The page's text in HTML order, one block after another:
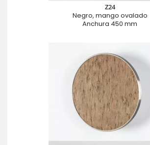
Z24
Negro, mango ovalado
Anchura 450 mm